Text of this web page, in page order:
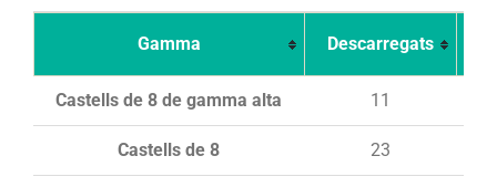
Gamma Descarregats
Castells de 8 de gamma alta 11
Castells de 8 23